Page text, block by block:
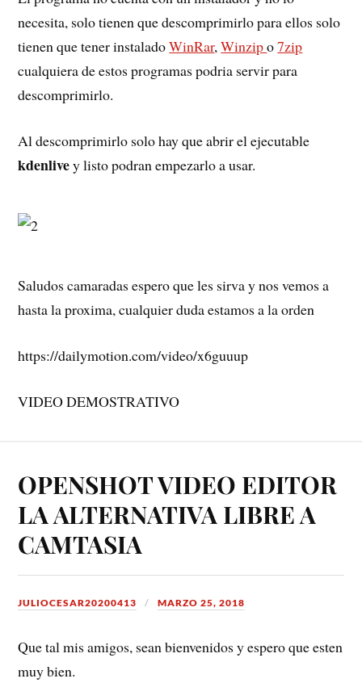
necesita, solo tienen que descomprimirlo para ellos solo
tienen que tener instaladoWinRar,Winzipo7zip
cualquiera de estos programas podria servir para
descomprimirlo.
Al descomprimirlo solo hay que abrir el ejecutable
kdenlivey listo podran empezarlo a usar.
Saludos camaradas espero que les sirva y nos vemos a
hasta la proxima, cualquier duda estamos a la orden
https://dailymotion.com/video/x6guuup
VIDEO DEMOSTRATIVO
OPENSHOT VIDEO EDITOR
LA ALTERNATIVA LIBRE A
CAMTASIA
JULIOCESAR20200413 MARZO 25, 2018
Que tal mis amigos, sean bienvenidos y espero que esten
muy bien.